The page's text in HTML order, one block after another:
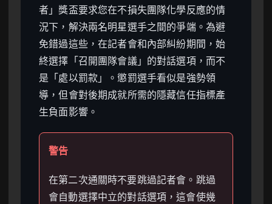
者」獎盃要求您在不損失團隊化學反應的情
況下，解決兩名明星選手之間的爭端。為避
免錯過這些，在記者會和內部糾紛期間，始
終選擇「召開團隊會議」的對話選項，而不
是「處以罰款」。懲罰選手看似是強勢領
導，但會對後期成就所需的隱藏信任指標產
生負面影響。
警告
在第二次通關時不要跳過記者會。跳過
會自動選擇中立的對話選項，這會使幾